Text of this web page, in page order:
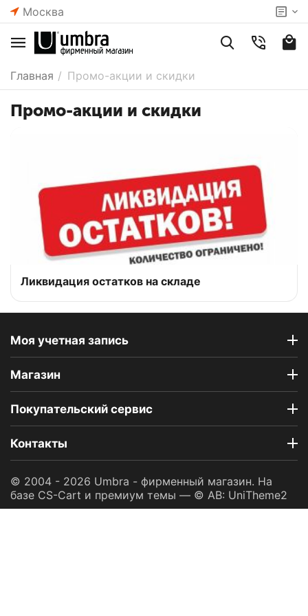
Москва
Главная / Промо-акции и скидки
Промо-акции и скидки
Ликвидация остатков на складе
Моя учетная запись
Магазин
Покупательский сервис
Контакты
© 2004 - 2026 Umbra - фирменный магазин. На
базе CS-Cart и премиум темы — © AB: UniTheme2